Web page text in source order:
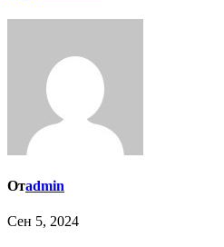
Отadmin
Сен 5, 2024